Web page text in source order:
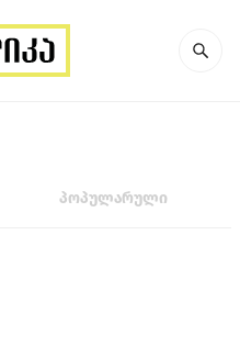
პოპულარული